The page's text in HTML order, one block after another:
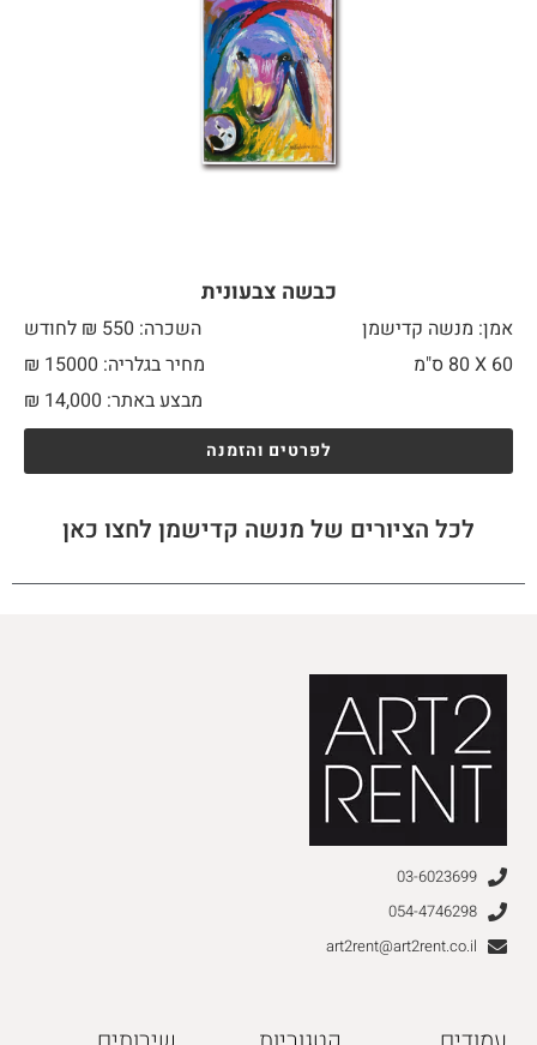
כבשה צבעונית
אמן: מנשה קדישמן
השכרה: 550 ₪ לחודש
60 X
מחיר בגלריה: 15000 ₪
מבצע באתר:
₪ 14,000
לפרטים והזמנה
לכל הציורים של מנשה קדישמן לחצו כאן
03-6023699
054-4746298
art2rent@art2rent.co.il